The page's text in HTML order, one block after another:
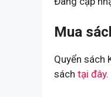
Mua
Quyển sách
sách tại đây.